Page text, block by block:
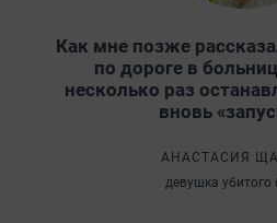
Как мне позже
по дороге в
несколько раз
вновь
АНАСТАСИЯ
девушка убитого